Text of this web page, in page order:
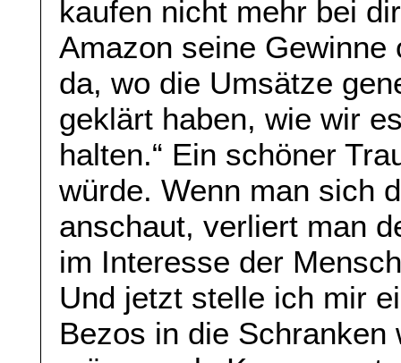
kaufen nicht mehr bei
Amazon seine
da, wo die Umsätze
geklärt haben, wie wir
halten.“ Ein schöner
würde. Wenn man sich
anschaut, verliert man
im Interesse der
Und jetzt stelle ich mir
Bezos in die